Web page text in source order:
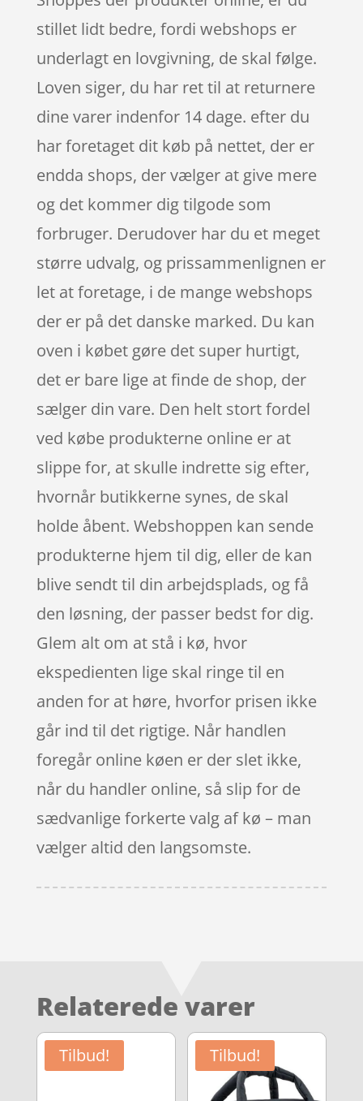
stillet lidt bedre, fordi webshops er
underlagt en lovgivning, de skal følge.
Loven siger, du har ret til at returnere
dine varer indenfor 14 dage. efter du
har foretaget dit køb på nettet, der er
endda shops, der vælger at give mere
og det kommer dig tilgode som
forbruger. Derudover har du et meget
større udvalg, og prissammenlignen er
let at foretage, i de mange webshops
der er på det danske marked. Du kan
oven i købet gøre det super hurtigt,
det er bare lige at finde de shop, der
sælger din vare. Den helt stort fordel
ved købe produkterne online er at
slippe for, at skulle indrette sig efter,
hvornår butikkerne synes, de skal
holde åbent. Webshoppen kan sende
produkterne hjem til dig, eller de kan
blive sendt til din arbejdsplads, og få
den løsning, der passer bedst for dig.
Glem alt om at stå i kø, hvor
ekspedienten lige skal ringe til en
anden for at høre, hvorfor prisen ikke
går ind til det rigtige. Når handlen
foregår online køen er der slet ikke,
når du handler online, så slip for de
sædvanlige forkerte valg af kø – man
vælger altid den langsomste.
Relaterede varer
Tilbud! Tilbud!